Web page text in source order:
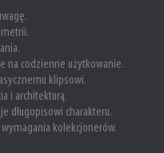
na codzienne użytkowanie.
klipsowi.
i architekturą.
długopisowi charakteru.
kolekcjonerów.